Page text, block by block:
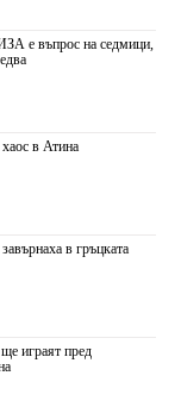
е въпрос на седмици,
в Атина
в гръцката
играят пред